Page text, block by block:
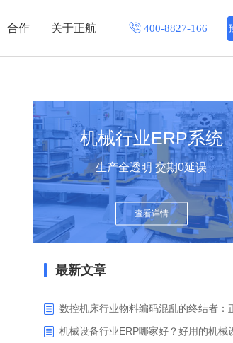
合作 关于正航
正航历程
正航文化
联系正航
网站导航
机械行业ERP系统
生产全透明 交期0延误
查看详情
最新文章